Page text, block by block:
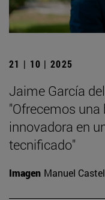
21 | 10 | 2025
Jaime García
"Ofrecemos
innovadora en
tecnificado"
Imagen Manuel